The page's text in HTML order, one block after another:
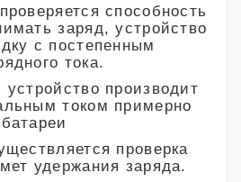
способность
заряд, устройство
с постепенным
тока.
производит
током примерно
проверка
удержания заряда.